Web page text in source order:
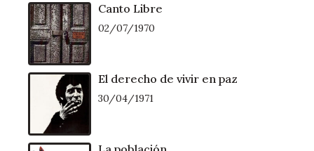
Canto Libre
02/07/1970
El derecho de vivir en paz
30/04/1971